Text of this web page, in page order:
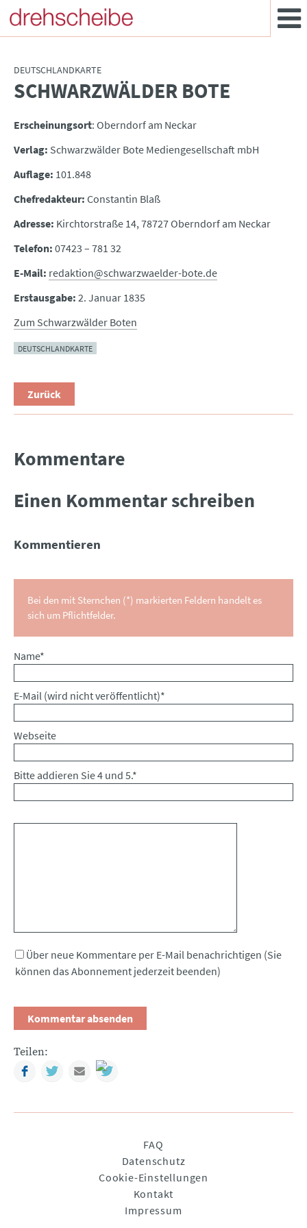
DEUTSCHLANDKARTE
:SCHWARZWÄLDER BOTE
Erscheinungsort: Oberndorf am Neckar
Verlag: Schwarzwälder Bote Mediengesellschaft mbH
Auflage: 101.848
Chefredakteur: Constantin Blaß
Adresse: Kirchtorstraße 14, 78727 Oberndorf am Neckar
Telefon: 07423 – 781 32
E-Mail: redaktion@schwarzwaelder-bote.de
Erstausgabe: 2. Januar 1835
Zum Schwarzwälder Boten
DEUTSCHLANDKARTE
Zurück
Kommentare
Einen Kommentar schreiben
Kommentieren
Bei den mit Sternchen (*) markierten Feldern handelt es
sich um Pflichtfelder.
Pflichtfeld
Name*
Pflichtfeld
E-Mail (wird nicht veröffentlicht)*
Webseite
Bitte addieren Sie 4 und 5.*
Über neue Kommentare per E-Mail benachrichtigen (Sie
können das Abonnement jederzeit beenden)
Teilen:
FacebookTwitterMail
FAQ
Datenschutz
Cookie-Einstellungen
Kontakt
Impressum